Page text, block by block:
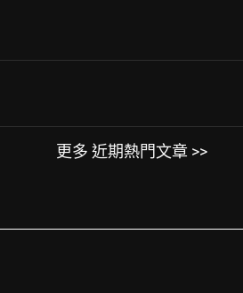
更多 近期熱門文章 >>